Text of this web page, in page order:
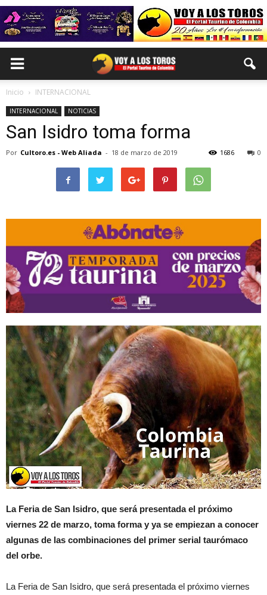
Inicio INTERNACIONAL
INTERNACIONAL NOTICIAS
San Isidro toma forma
Por Cultoro.es - Web Aliada - 18 de marzo de 2019 0
1686
La Feria de San Isidro, que será presentada el próximo
viernes 22 de marzo, toma forma y ya se empiezan a conocer
algunas de las combinaciones del primer serial taurómaco
del orbe.
La Feria de San Isidro, que será presentada el próximo viernes